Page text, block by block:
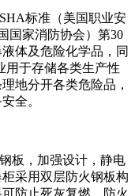
标准（美国职业安
国家消防协会）第30
体及危险化学品，同
用于存储各类生产性
地分开各类危险品，
全。
板，加强设计，静电
采用双层防火钢板构
防止死灰复燃，防火